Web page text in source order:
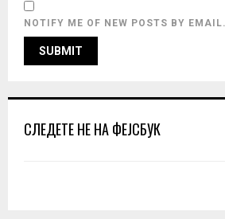
NOTIFY ME OF NEW POSTS BY EMAIL.
СЛЕДЕТЕ НЕ НА ФЕЈСБУК